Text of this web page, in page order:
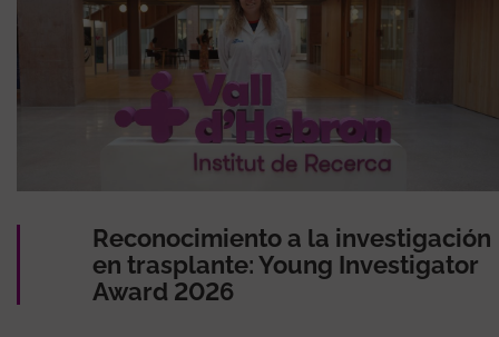
Reconocimiento a la investigación
en trasplante: Young Investigator
Award 2026